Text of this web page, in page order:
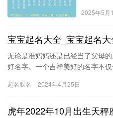
2025年5月
宝宝起名大全_宝宝起名
无论是准妈妈还是已经当了父母
好名字。一个吉祥美好的名字不
临命名…
起名取名 2024年4月25日
虎年2022年10月出生天